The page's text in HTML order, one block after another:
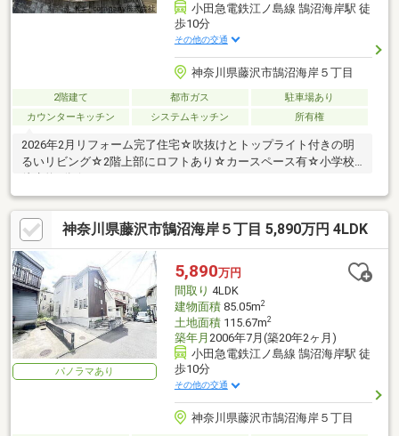
小田急電鉄江ノ島線 鵠沼海岸駅 徒
歩10分
その他の交通
神奈川県藤沢市鵠沼海岸５丁目
2階建て 都市ガス
駐車場あり
カウンターキッチン
システムキッチン 所有権
2026年2月リフォーム完了住宅☆吹抜けとトップライト付きの明
るいリビング☆2階上部にロフトあり☆カースペース有☆小学校
神奈川県藤沢市鵠沼海岸５丁目 5,890万円 4LDK
パノラマあり
5,890万円
間取り 4LDK
建物面積85.05m2
土地面積115.67m2
築年月 2006年7月(築20年2ヶ月)
小田急電鉄江ノ島線 鵠沼海岸駅 徒
歩10分
その他の交通
神奈川県藤沢市鵠沼海岸５丁目